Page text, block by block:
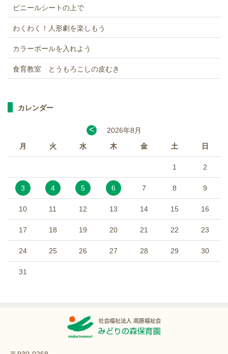
ビニールシートの上で
わくわく！人形劇を楽しもう
カラーボールを入れよう
食育教室 とうもろこしの皮むき
カレンダー
<
2026年8月
月
火 水 木 金 土 日
1 2
3 4 5 6 7 8 9
10 11 12 13 14 15 16
17 18 19 20 21 22 23
24 25 26 27 28 29 30
31